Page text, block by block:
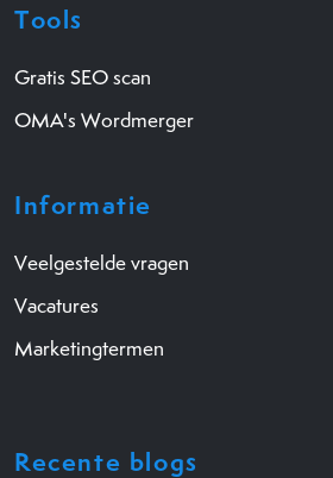
Tools
Gratis SEO scan
OMA's Wordmerger
Informatie
Veelgestelde vragen
Vacatures
Marketingtermen
Recente blogs